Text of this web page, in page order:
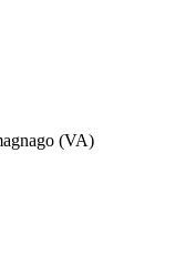
(VA)